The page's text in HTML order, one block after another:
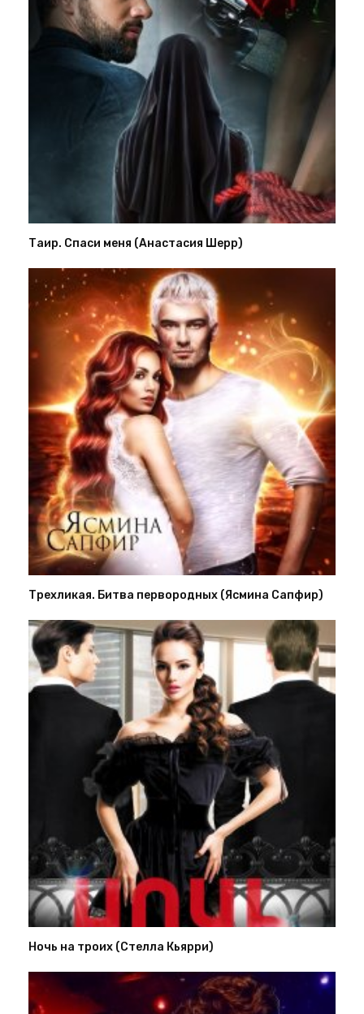
Таир. Спаси меня (Анастасия Шерр)
Трехликая. Битва первородных (Ясмина Сапфир)
Ночь на троих (Стелла Кьярри)